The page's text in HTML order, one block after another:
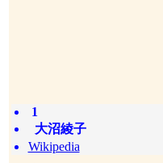
1
大沼綾子
Wikipedia